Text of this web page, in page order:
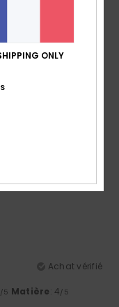
Achat vérifié
/5 Matière: 4/5
ONLY